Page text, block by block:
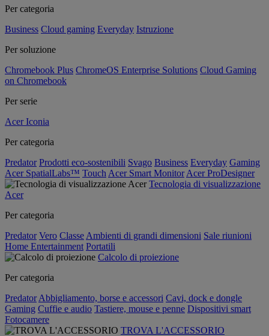
Per categoria
Business Cloud gaming Everyday Istruzione
Per soluzione
Chromebook Plus ChromeOS Enterprise Solutions Cloud Gaming
on Chromebook
Per serie
Acer Iconia
Per categoria
Predator Prodotti eco-sostenibili Svago Business Everyday Gaming
Acer SpatialLabs™ Touch Acer Smart Monitor Acer ProDesigner
Tecnologia di visualizzazione
Acer
Per categoria
Predator Vero Classe Ambienti di grandi dimensioni Sale riunioni
Home Entertainment Portatili
Calcolo di proiezione
Per categoria
Predator Abbigliamento, borse e accessori Cavi, dock e dongle
Gaming Cuffie e audio Tastiere, mouse e penne Dispositivi smart
Fotocamere
TROVA L'ACCESSORIO